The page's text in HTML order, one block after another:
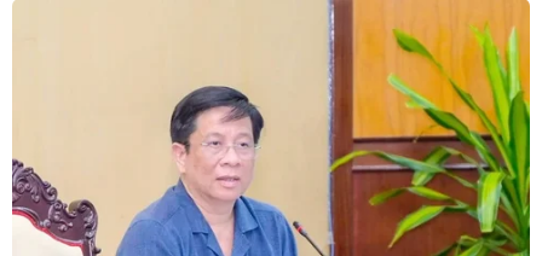
50% đối với hàng hóa Ấn
Quyết định áp thuế 50% có thể
khiến kim ngạch xuất khẩu của
Ấn Độ sang Mỹ giảm mạnh từ